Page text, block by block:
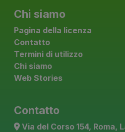
Chi siamo
Pagina della licenza
Contatto
Termini di utilizzo
Chi siamo
Web Stories
Contatto
Via del Corso 154, Roma,